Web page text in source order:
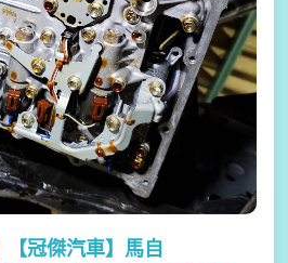
【冠傑汽車】馬自